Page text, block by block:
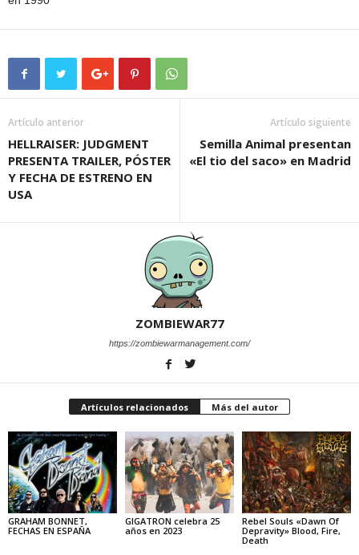
Artículo anterior
HELLRAISER: JUDGMENT
PRESENTA TRAILER, PÓSTER
Y FECHA DE ESTRENO EN
USA
Artículo siguiente
Semilla Animal presentan
«El tio del saco» en Madrid
ZOMBIEWAR77
https://zombiewarmanagement.com/
Artículos relacionados Más del autor
GRAHAM BONNET,
FECHAS EN ESPAÑA
GIGATRON celebra 25
años en 2023
Rebel Souls «Dawn Of
Depravity» Blood, Fire,
Death